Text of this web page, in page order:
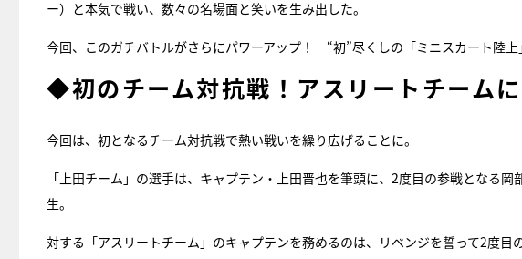
ー）と本気で戦い、数々の名場面と笑いを生み出した。
今回、このガチバトルがさらにパワーアップ！ “初”尽くしの「ミニスカート陸上
◆初のチーム対抗戦！アスリートチーム
今回は、初となるチーム対抗戦で熱い戦いを繰り広げることに。
「上田チーム」の選手は、キャプテン・上田晋也を筆頭に、2度目の参戦となる
生。
対する「アスリートチーム」のキャプテンを務めるのは、リベンジを誓って2度目